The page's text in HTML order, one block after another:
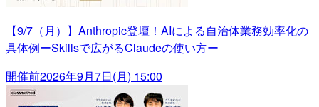
【9/7（月）】Anthropic登壇！AIによる自治体業務効率化の
具体例ーSkillsで広がるClaudeの使い方ー
開催前2026年9月7日(月) 15:00